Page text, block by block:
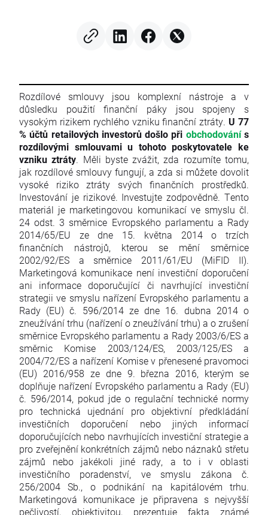
Rozdílové smlouvy jsou komplexní nástroje a v
důsledku použití finanční páky jsou spojeny s
vysokým rizikem rychlého vzniku finanční ztráty. U 77
% účtů retailových investorů došlo při obchodovánís
rozdílovými smlouvami u tohoto poskytovatele ke
vzniku ztráty. Měli byste zvážit, zda rozumíte tomu,
jak rozdílové smlouvy fungují, a zda si můžete dovolit
vysoké riziko ztráty svých finančních prostředků.
Investování je rizikové. Investujte zodpovědně. Tento
materiál je marketingovou komunikací ve smyslu čl.
24 odst. 3 směrnice Evropského parlamentu a Rady
2014/65/EU ze dne 15. května 2014 o trzích
finančních nástrojů, kterou se mění směrnice
2002/92/ES a směrnice 2011/61/EU (MiFID II).
Marketingová komunikace není investiční doporučení
ani informace doporučující či navrhující investiční
strategii ve smyslu nařízení Evropského parlamentu a
Rady (EU) č. 596/2014 ze dne 16. dubna 2014 o
zneužívání trhu (nařízení o zneužívání trhu) a o zrušení
směrnice Evropského parlamentu a Rady 2003/6/ES a
směrnic Komise 2003/124/ES, 2003/125/ES a
2004/72/ES a nařízení Komise v přenesené pravomoci
(EU) 2016/958 ze dne 9. března 2016, kterým se
doplňuje nařízení Evropského parlamentu a Rady (EU)
č. 596/2014, pokud jde o regulační technické normy
pro technická ujednání pro objektivní předkládání
investičních doporučení nebo jiných informací
doporučujících nebo navrhujících investiční strategie a
pro zveřejnění konkrétních zájmů nebo náznaků střetu
zájmů nebo jakékoli jiné rady, a to i v oblasti
investičního poradenství, ve smyslu zákona č.
256/2004 Sb., o podnikání na kapitálovém trhu.
Marketingová komunikace je připravena s nejvyšší
pečlivostí, objektivitou, prezentuje fakta známé